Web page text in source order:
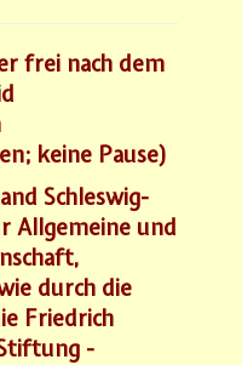
frei nach dem
keine Pause)
Schleswig-
Allgemeine und
durch die
Friedrich
-